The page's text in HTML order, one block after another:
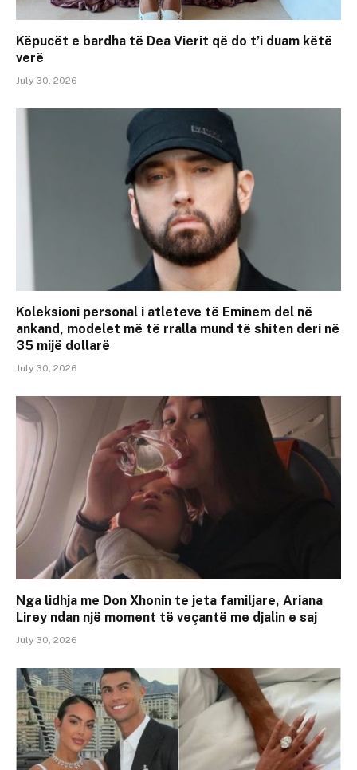
Këpucët e bardha të Dea Vierit që do t’i duam këtë
verë
July 30, 2026
Koleksioni personal i atleteve të Eminem del në
ankand, modelet më të rralla mund të shiten deri në
35 mijë dollarë
July 30, 2026
Nga lidhja me Don Xhonin te jeta familjare, Ariana
Lirey ndan një moment të veçantë me djalin e saj
July 30, 2026